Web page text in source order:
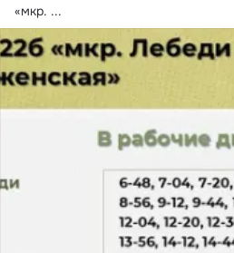
«мкр. ...